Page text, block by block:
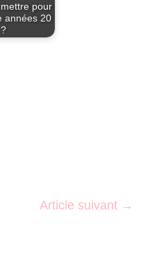
pour
années 20
?
Article suivant →